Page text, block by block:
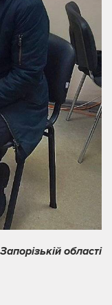
області